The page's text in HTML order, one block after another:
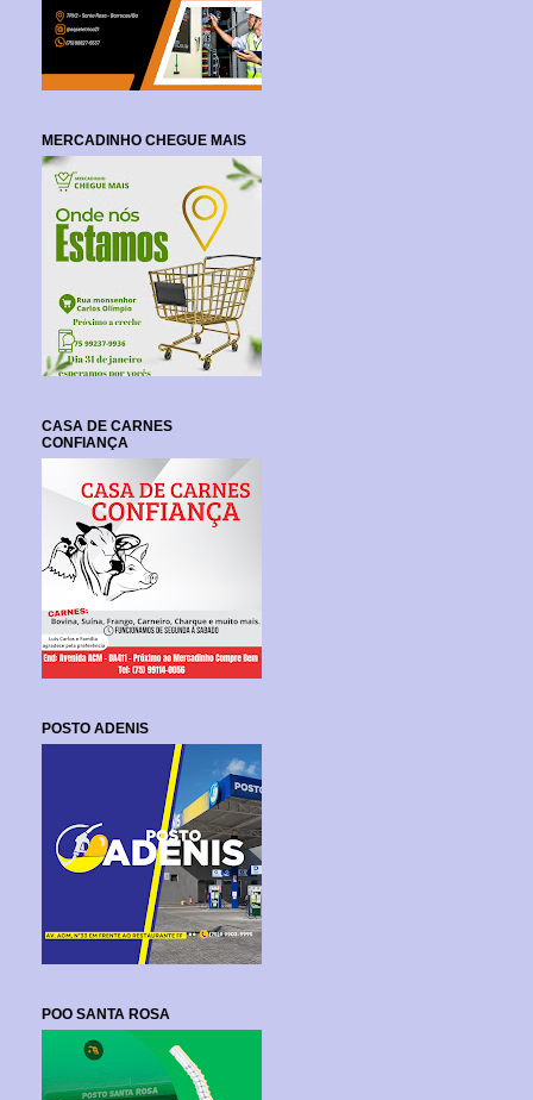
MERCADINHO CHEGUE MAIS
CASA DE CARNES
CONFIANÇA
POSTO ADENIS
POO SANTA ROSA